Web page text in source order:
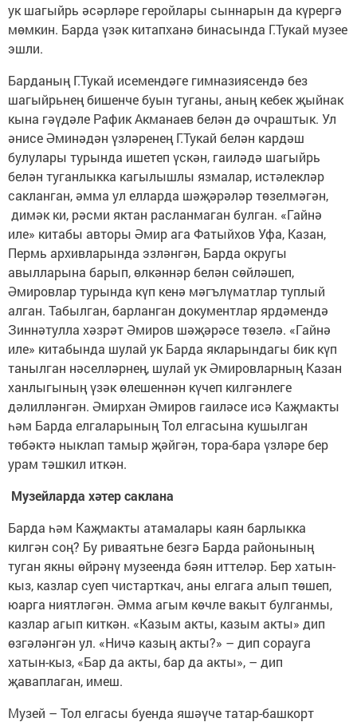
ук шагыйрь әсәрләре геройлары сыннарын да күрергә
мөмкин. Барда үзәк китапханә бинасында Г.Тукай музее
эшли.
Барданың Г.Тукай исемендәге гимназиясендә без
шагыйрьнең бишенче буын туганы, аның кебек җыйнак
кына гәүдәле Рафик Акманаев белән дә очраштык. Ул
әнисе Әминәдән үзләренең Г.Тукай белән кардәш
булулары турында ишетеп үскән, гаиләдә шагыйрь
белән туганлыкка кагылышлы язмалар, истәлекләр
сакланган, әмма ул елларда шәҗәрәләр төзелмәгән,
димәк ки, рәсми яктан расланмаган булган. «Гайнә
иле» китабы авторы Әмир ага Фатыйхов Уфа, Казан,
Пермь архивларында эзләнгән, Барда округы
авылларына барып, өлкәннәр белән сөйләшеп,
Әмировлар турында күп кенә мәгълүматлар туплый
алган. Табылган, барланган документлар ярдәмендә
Зиннәтулла хәзрәт Әмиров шәҗәрәсе төзелә. «Гайнә
иле» китабында шулай ук Барда якларындагы бик күп
танылган нәселләрнең, шулай ук Әмировларның Казан
ханлыгының үзәк өлешеннән күчеп килгәнлеге
дәлилләнгән. Әмирхан Әмиров гаиләсе исә Каҗмакты
һәм Барда елгаларының Тол елгасына кушылган
төбәктә ныклап тамыр җәйгән, тора-бара үзләре бер
урам тәшкил иткән.
Музейларда хәтер саклана
Барда һәм Каҗмакты атамалары каян барлыкка
килгән соң? Бу риваятьне безгә Барда районының
туган якны өйрәнү музеенда бәян иттеләр. Бер хатын-
кыз, казлар суеп чистарткач, аны елгага алып төшеп,
юарга ниятләгән. Әмма агым көчле вакыт булганмы,
казлар агып киткән. «Казым акты, казым акты» дип
өзгәләнгән ул. «Ничә казың акты?» – дип сорауга
хатын-кыз, «Бар да акты, бар да акты», – дип
җаваплаган, имеш.
Музей – Тол елгасы буенда яшәүче татар-башкорт